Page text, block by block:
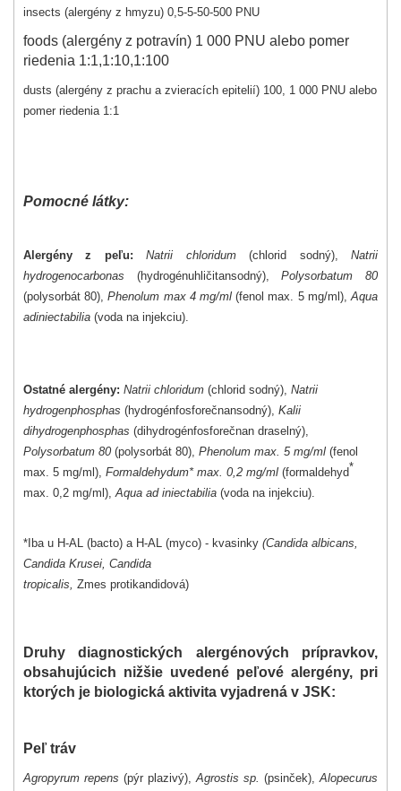
insects (alergény z hmyzu) 0,5-5-50-500 PNU
foods (alergény z potravín) 1 000 PNU alebo pomer
riedenia 1:1,1:10,1:100
dusts (alergény z prachu a zvieracích epitelií) 100, 1 000 PNU alebo
pomer riedenia 1:1
Pomocné látky:
Alergény z peľu: Natrii chloridum (chlorid sodný),
Natrii
hydrogenocarbonas
(hydrogénuhličitansodný),
Polysorbatum 80
(polysorbát 80), Phenolum max 4 mg/ml (fenol max. 5 mg/ml), Aqua
adiniectabilia (voda na injekciu).
Ostatné alergény: Natrii chloridum (chlorid sodný), Natrii
hydrogenphosphas (hydrogénfosforečnansodný), Kalii
dihydrogenphosphas (dihydrogénfosforečnan draselný),
Polysorbatum 80 (polysorbát 80), Phenolum max. 5 mg/ml (fenol
max. 5 mg/ml), Formaldehydum* max. 0,2 mg/ml (formaldehyd*
max. 0,2 mg/ml), Aqua ad iniectabilia (voda na injekciu).
*Iba u H-AL (bacto) a H-AL (myco) - kvasinky (Candida albicans,
Candida Krusei, Candida
tropicalis, Zmes protikandidová)
Druhy diagnostických alergénových prípravkov,
obsahujúcich nižšie uvedené peľové alergény, pri
ktorých je biologická aktivita vyjadrená v JSK:
Peľ tráv
Agropyrum repens (pýr plazivý), Agrostis sp. (psinček), Alopecurus